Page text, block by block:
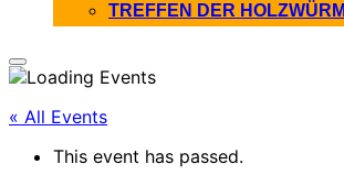
TREFFEN DER
Seitenleiste
&
umschalten
« All Events
This event has passed.